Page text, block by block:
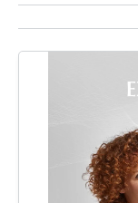
Overview of
Handbook of
Při použití
Tělovým
Beiersdorf,
hodnocení,